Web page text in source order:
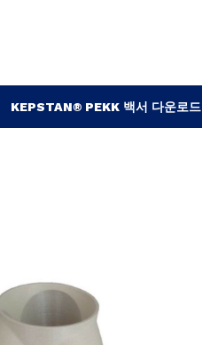
KEPSTAN® PEKK 백서 다운로드